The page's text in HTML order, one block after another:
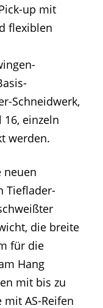
up mit
flexiblen
Schneidwerk,
einzeln
werden.
neuen
Tieflader-
die breite
für die
Hang
mit bis zu
AS-Reifen